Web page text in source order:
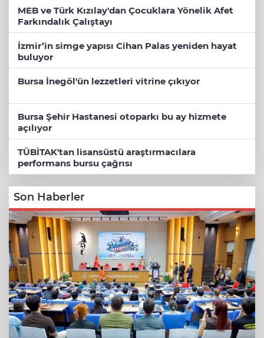
MEB ve Türk Kızılay'dan Çocuklara Yönelik Afet
Farkındalık Çalıştayı
İzmir’in simge yapısı Cihan Palas yeniden hayat
buluyor
Bursa İnegöl'ün lezzetleri vitrine çıkıyor
Bursa Şehir Hastanesi otoparkı bu ay hizmete
açılıyor
TÜBİTAK'tan lisansüstü araştırmacılara
performans bursu çağrısı
Son Haberler